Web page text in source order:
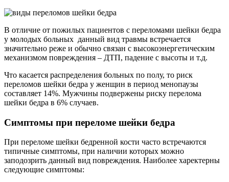
В отличие от пожилых пациентов с переломами шейки бедра
у молодых больных данный вид травмы встречается
значительно реже и обычно связан с высокоэнергетическим
механизмом повреждения – ДТП, падение с высоты и т.д.
Что касается распределения больных по полу, то риск
переломов шейки бедра у женщин в период менопаузы
составляет 14%. Мужчины подвержены риску перелома
шейки бедра в 6% случаев.
Симптомы при переломе шейки бедра
При переломе шейки бедренной кости часто встречаются
типичные симптомы, при наличии которых можно
заподозрить данный вид повреждения. Наиболее харектерны
следующие симптомы: